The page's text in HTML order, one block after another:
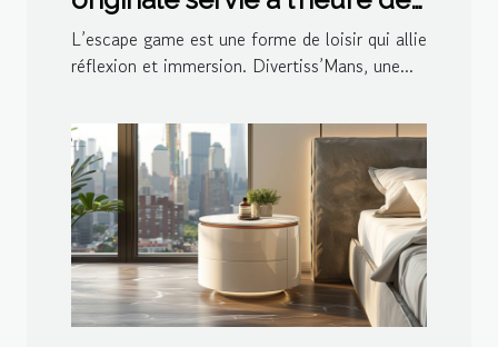
l’apéro par Divertiss’Mans
L’escape game est une forme de loisir qui allie
réflexion et immersion. Divertiss’Mans, une...